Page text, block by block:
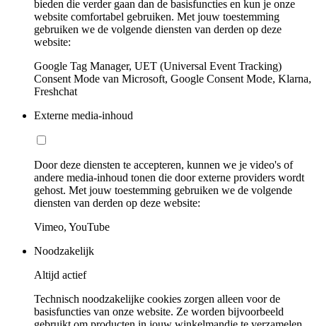
bieden die verder gaan dan de basisfuncties en kun je onze
website comfortabel gebruiken. Met jouw toestemming
gebruiken we de volgende diensten van derden op deze
website:
Google Tag Manager, UET (Universal Event Tracking)
Consent Mode van Microsoft, Google Consent Mode, Klarna,
Freshchat
Externe media-inhoud
Door deze diensten te accepteren, kunnen we je video's of
andere media-inhoud tonen die door externe providers wordt
gehost. Met jouw toestemming gebruiken we de volgende
diensten van derden op deze website:
Vimeo, YouTube
Noodzakelijk
Altijd actief
Technisch noodzakelijke cookies zorgen alleen voor de
basisfuncties van onze website. Ze worden bijvoorbeeld